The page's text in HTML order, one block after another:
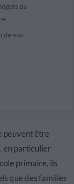
de
de vos
peuvent être
en particulier
primaire, ils
que des familles